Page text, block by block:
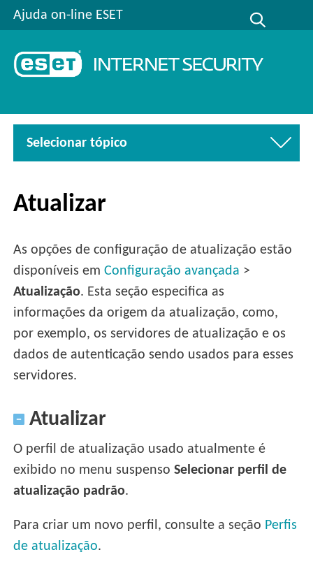
Ajuda on-line ESET
Selecionar tópico
Atualizar
As opções de configuração de atualização estão
disponíveis emConfiguração avançada >
Atualização. Esta seção especifica as
informações da origem da atualização, como,
por exemplo, os servidores de atualização e os
dados de autenticação sendo usados para esses
servidores.
Atualizar
O perfil de atualização usado atualmente é
exibido no menu suspensoSelecionar perfil de
atualização padrão.
Para criar um novo perfil, consulte a seção Perfis
de atualização.